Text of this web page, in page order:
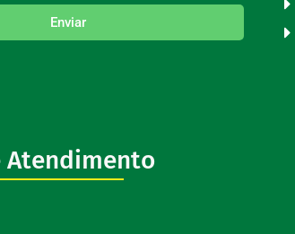
Enviar
Atendimento